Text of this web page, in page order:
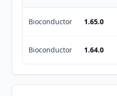
Bioconductor 1.65.0
Bioconductor 1.64.0